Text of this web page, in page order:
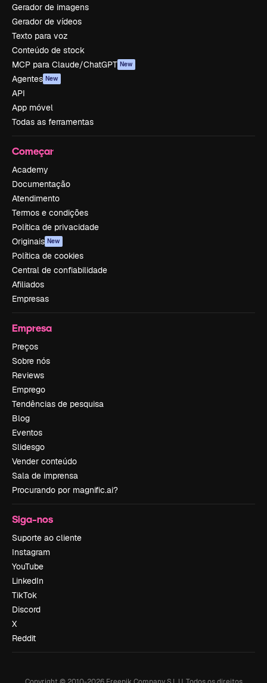
Gerador de imagens
Gerador de vídeos
Texto para voz
Conteúdo de stock
MCP para Claude/ChatGPT New
Agentes New
API
App móvel
Todas as ferramentas
Começar
Academy
Documentação
Atendimento
Termos e condições
Política de privacidade
Originais New
Política de cookies
Central de confiabilidade
Afiliados
Empresas
Empresa
Preços
Sobre nós
Reviews
Emprego
Tendências de pesquisa
Blog
Eventos
Slidesgo
Vender conteúdo
Sala de imprensa
Procurando por magnific.ai?
Siga-nos
Suporte ao cliente
Instagram
YouTube
LinkedIn
TikTok
Discord
X
Reddit